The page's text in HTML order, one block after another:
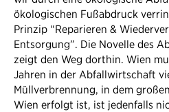
ökologischen Fußabdruck
Prinzip “Reparieren &
Entsorgung”. Die Novelle des
zeigt den Weg dorthin. Wien
Jahren in der Abfallwirtschaft
Müllverbrennung, in dem
Wien erfolgt ist, ist jedenfalls